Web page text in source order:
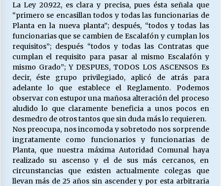
¿Asesores con doble sueldo?
18/04/2026
Chile y sus segmentos de la riqueza
06/04/2026
La Ley 20.922, es clara y precisa, pues ésta señala que
“primero se encasillan todos y todas las funcionarias de
Planta en la nueva planta”; después, “todos y todas las
funcionarias que se cambien de Escalafón y cumplan los
requisitos”; después “todos y todas las Contratas que
cumplan el requisito para pasar al mismo Escalafón y
mismo Grado”; Y DESPUES, TODOS LOS ASCENSOS Es
decir, éste grupo privilegiado, aplicó de atrás para
adelante lo que establece el Reglamento. Podemos
observar con estupor una mañosa alteración del proceso
aludido lo que claramente beneficia a unos pocos en
desmedro de otros tantos que sin duda más lo requieren.
Nos preocupa, nos incomoda y sobretodo nos sorprende
ingratamente como funcionarios y funcionarias de
Planta, que nuestra máxima Autoridad Comunal haya
realizado su ascenso y el de sus más cercanos, en
circunstancias que existen actualmente colegas que
llevan más de 25 años sin ascender y por esta arbitraria